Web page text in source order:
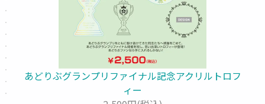
あどりぶグランプリファイナル記念アクリルトロフ
ィー